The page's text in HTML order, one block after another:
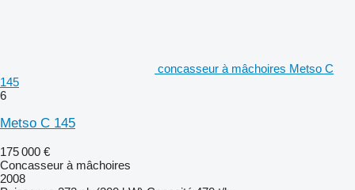
concasseur à mâchoires Metso C
145
6
Metso C 145
175 000 €
Concasseur à mâchoires
2008